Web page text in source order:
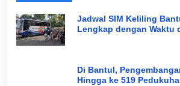
Jadwal SIM Keliling
Lengkap dengan Waktu
Di Bantul,
Hingga ke 519